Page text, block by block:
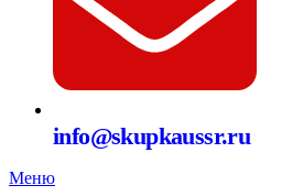
info@skupkaussr.ru
Меню